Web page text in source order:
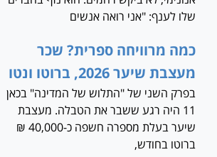
שלו לענף: "אני רואה אנשים
כמה מרוויחה ספרית? שכר
מעצבת שיער 2026, ברוטו ונטו
בפרק השני של "התלוש של המדינה" בכאן
11 היה רגע ששבר את הטבלה. מעצבת
שיער בעלת מספרה חשפה כ-40,000 ₪
ברוטו בחודש,